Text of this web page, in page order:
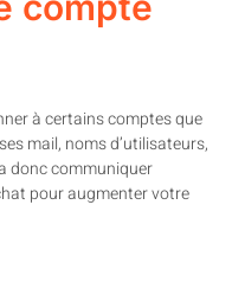
à certains comptes que
mail, noms d’utilisateurs,
donc communiquer
pour augmenter votre